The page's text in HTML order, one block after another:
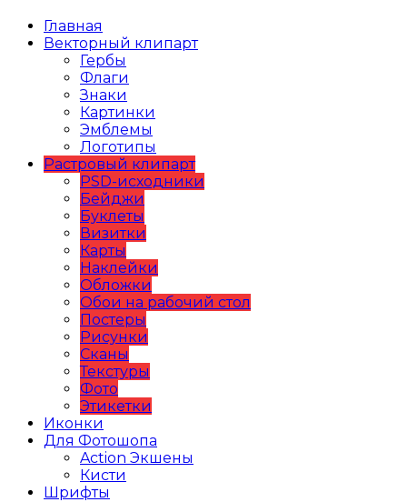
Главная
Векторный клипарт
Гербы
Флаги
Знаки
Картинки
Эмблемы
Логотипы
Растровый клипарт
PSD-исходники
Бейджи
Буклеты
Визитки
Карты
Наклейки
Обложки
Обои на рабочий стол
Постеры
Рисунки
Сканы
Текстуры
Фото
Этикетки
Иконки
Для Фотошопа
Action Экшены
Кисти
Шрифты